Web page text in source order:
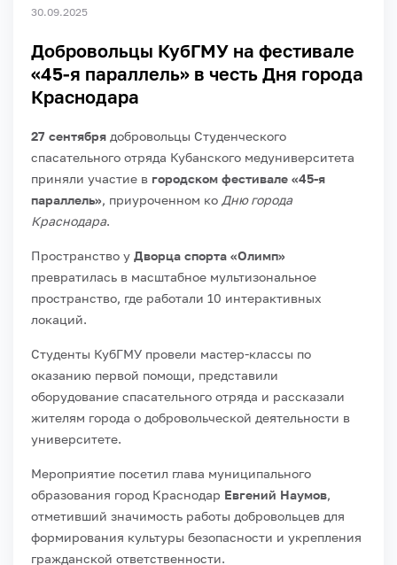
30.09.2025
Добровольцы КубГМУ на фестивале
«45-я параллель» в честь Дня города
Краснодара
27 сентября добровольцы Студенческого
спасательного отряда Кубанского медуниверситета
приняли участие в городском фестивале «45-я
параллель», приуроченном ко Дню города
Краснодара.
Пространство у Дворца спорта «Олимп»
превратилась в масштабное мультизональное
пространство, где работали 10 интерактивных
локаций.
Студенты КубГМУ провели мастер-классы по
оказанию первой помощи, представили
оборудование спасательного отряда и рассказали
жителям города о добровольческой деятельности в
университете.
Мероприятие посетил глава муниципального
образования город Краснодар Евгений Наумов,
отметивший значимость работы добровольцев для
формирования культуры безопасности и укрепления
гражданской ответственности.